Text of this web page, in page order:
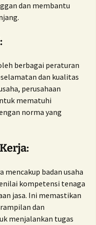
dan membantu
berbagai peraturan
dan kualitas
perusahaan
mematuhi
norma yang
mencakup badan usaha
kompetensi tenaga
jasa. Ini memastikan
dan
menjalankan tugas